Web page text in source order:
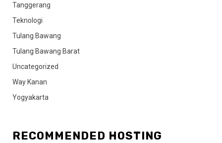
Tanggerang
Teknologi
Tulang Bawang
Tulang Bawang Barat
Uncategorized
Way Kanan
Yogyakarta
RECOMMENDED HOSTING